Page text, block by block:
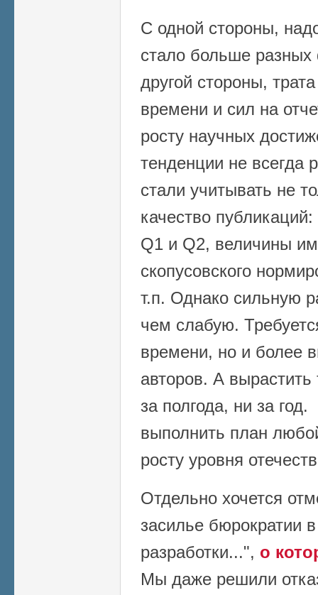
С одной стороны,
стало больше
другой стороны,
времени и сил на
росту научных
тенденции не всегда
стали учитывать не
качество
Q1 и Q2, величины
скопусовского
т.п. Однако сильную
чем слабую.
времени, но и более
авторов. А вырастить
за полгода, ни за
выполнить план
росту уровня
Отдельно хочется
засилье бюрократии
разработки...", о
Мы даже решили